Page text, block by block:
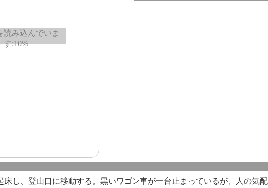
床し、登山口に移動する。黒いワゴン車が一台止まっているが、人の気配